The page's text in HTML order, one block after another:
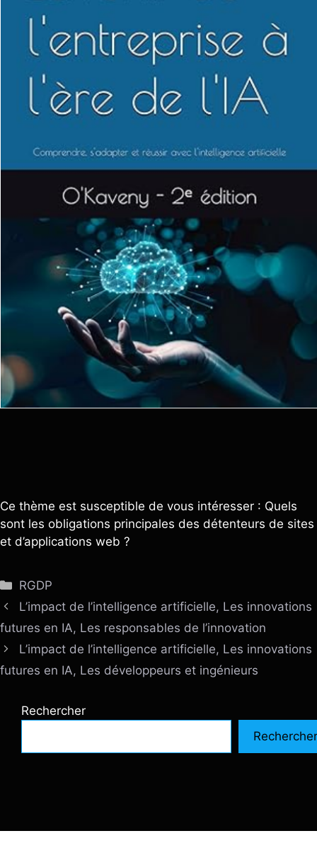
Ce thème est susceptible de vous intéresser : Quels
sont les obligations principales des détenteurs de sites
et d’applications web ?
Catégories
RGDP
L’impact de l’intelligence artificielle, Les innovations
futures en IA, Les responsables de l’innovation
L’impact de l’intelligence artificielle, Les innovations
futures en IA, Les développeurs et ingénieurs
Rechercher
Rechercher